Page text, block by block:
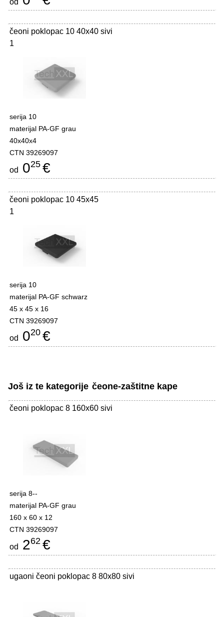
od
čeoni poklopac 10 40x40 sivi
1
serija 10
materijal PA-GF grau
40x40x4
CTN 39269097
od 025 €
čeoni poklopac 10 45x45
1
serija 10
materijal PA-GF schwarz
45 x 45 x 16
CTN 39269097
od 020 €
Još iz te kategorije čeone-zaštitne kape
čeoni poklopac 8 160x60 sivi
serija 8--
materijal PA-GF grau
160 x 60 x 12
CTN 39269097
od 262 €
ugaoni čeoni poklopac 8 80x80 sivi